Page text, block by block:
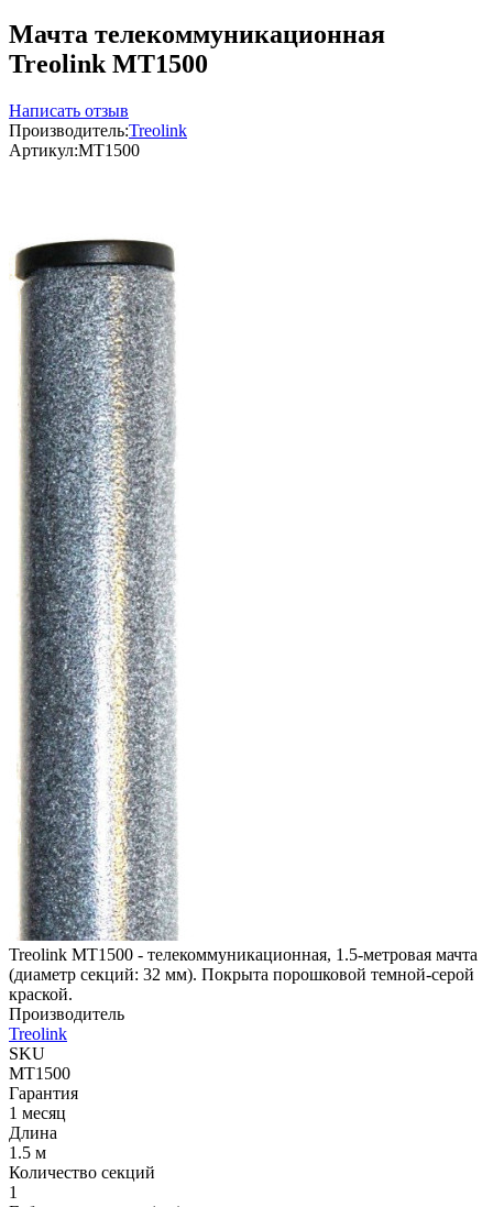
Мачта телекоммуникационная
Treolink MT1500
Написать отзыв
Производитель:Treolink
Артикул:MT1500
Treolink MT1500 - телекоммуникационная, ​1.5-метровая мачта
(диаметр секций: 32 мм​). Покрыта порошковой темной-серой
краской.
Производитель
Treolink
SKU
MT1500
Гарантия
1 месяц
Длина
1.5 м
Количество секций
1